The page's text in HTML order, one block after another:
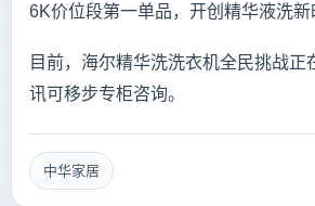
6K价位段第一单品，开创精华液洗新
目前，海尔精华洗洗衣机全民挑战正
讯可移步专柜咨询。
中华家居